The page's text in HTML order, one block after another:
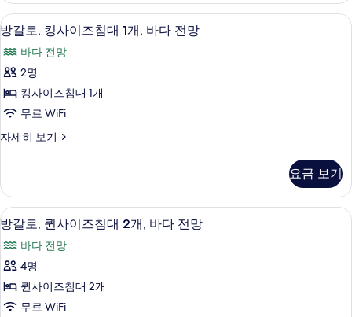
보
기
보
기
정
원
전
망
사
진
모
기
침
대
개,
정
전
망
세
방
갈
로,
킹
사
즈
대
개,
바
다
전
망
방갈로, 킹사이즈침대 1개, 바다 전망 |
6
방갈로, 킹사이즈침대 1개, 바다 전망
바다 전망
2명
킹사이즈침대 1개
무료 WiFi
자세히 보기
방
사
이
즈
침
대
바
다
요금 보기
방
갈
로,
퀸
사
2
방갈로, 퀸사이즈침대 2개, 바다 전망
바다 전망
4명
퀸사이즈침대 2개
무료 WiFi